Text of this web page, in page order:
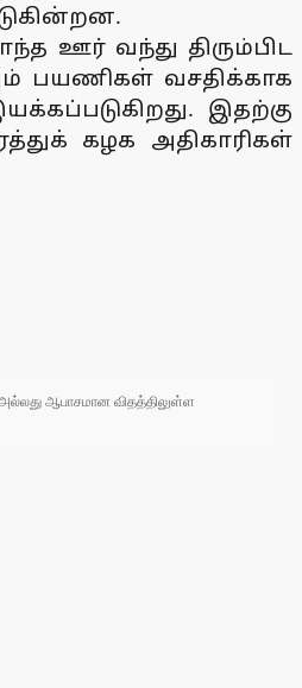
ஊர் வந்து திரும்பிட
பயணிகள் வசதிக்காக
இதற்கு
கழக அதிகாரிகள்
அல்லது ஆபாசமான விதத்திலுள்ள